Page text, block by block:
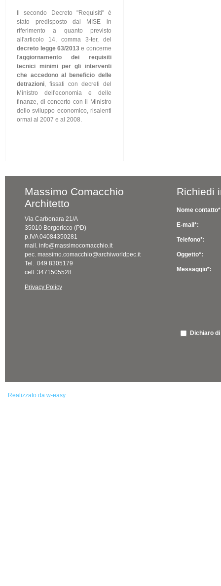
Il secondo Decreto "Requisiti" è
stato predisposto dal MISE in
riferimento a quanto previsto
all'articolo 14, comma 3-ter, del
decreto legge 63/2013 e concerne
l'aggiornamento dei requisiti
tecnici minimi per gli interventi
che accedono al beneficio delle
detrazioni , fissati con decreti del
Ministro dell'economia e delle
finanze, di concerto con il Ministro
dello sviluppo economico, risalenti
ormai al 2007 e al 2008.
Massimo Comacchio
Architetto
Via Carbonara 21/A
35010 Borgoricco (PD)
p.IVA 04084350281
mail. info@massimocomacchio.it
pec. massimo.comacchio@archiworldpec.it
Tel. 049 8305179
cell: 3471505528
Privacy Policy
Richiedi
Nome
E-mail*:
Telefono*:
Oggetto*:
Messaggio*:
Dichiaro
Realizzato da w-easy